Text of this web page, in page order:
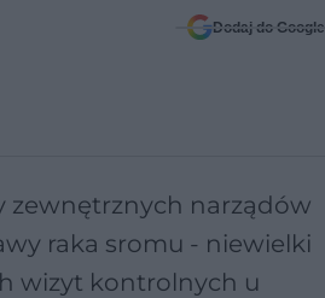
Dodaj do Google
zewnętrznych narządów
raka sromu - niewielki
wizyt kontrolnych u